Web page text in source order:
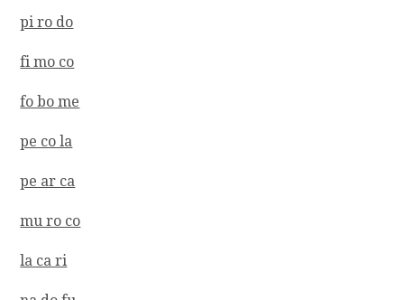
pi ro do
fi mo co
fo bo me
pe co la
pe ar ca
mu ro co
la ca ri